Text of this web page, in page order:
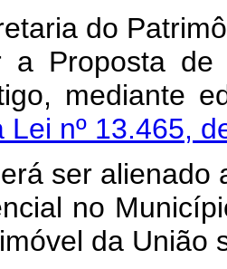
do
a Proposta
Lei nº 13.465,
ser
no
da União